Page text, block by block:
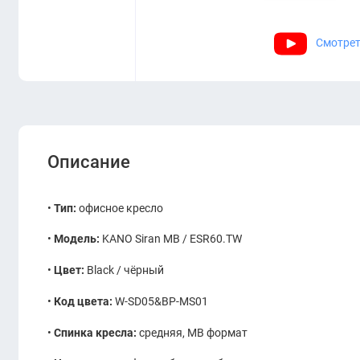
Описание
•Тип: офисное кресло
• Модель: KANO Siran MB / ESR60.TW
•Цвет: Black / чёрный
• Код цвета: W-SD05&BP-MS01
•Спинка кресла: средняя, MB формат